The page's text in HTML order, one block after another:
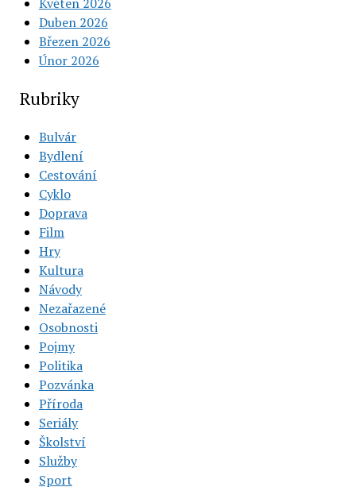
Duben 2026
Březen 2026
Únor 2026
Rubriky
Bulvár
Bydlení
Cestování
Cyklo
Doprava
Film
Hry
Kultura
Návody
Nezařazené
Osobnosti
Pojmy
Politika
Pozvánka
Příroda
Seriály
Školství
Služby
Sport